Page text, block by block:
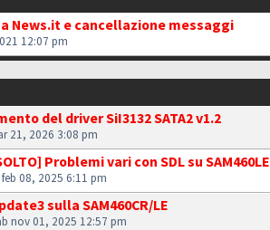
News.it e cancellazione messaggi
12:07 pm
del driver SiI3132 SATA2 v1.2
21, 2026 3:08 pm
Problemi vari con SDL su SAM460LE
08, 2025 6:11 pm
sulla SAM460CR/LE
nov 01, 2025 12:57 pm